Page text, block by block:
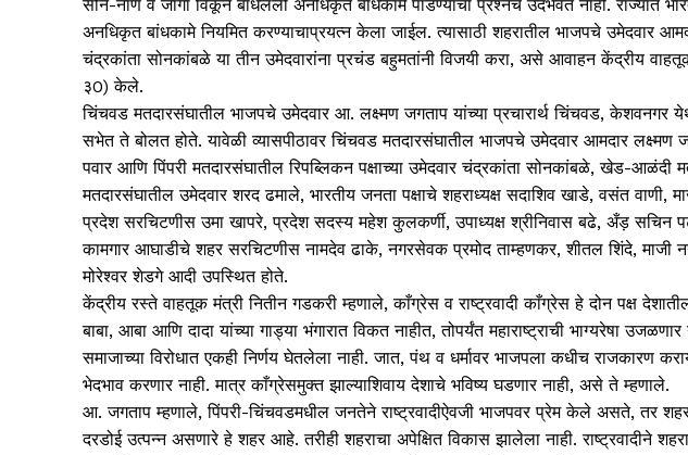
सोने-नाणे व जागा विकून बांधलेली अनधिकृत बांधकामे पाडण्याचा प्रश्नच उदभवत नाही. राज्यात
अनधिकृत बांधकामे नियमित करण्याचाप्रयत्न केला जाईल. त्यासाठी शहरातील भाजपचे उमेदवार
चंद्रकांता सोनकांबळे या तीन उमेदवारांना प्रचंड बहुमतांनी विजयी करा, असे आवाहन केंद्रीय
३0) केले.
चिंचवड मतदारसंघातील भाजपचे उमेदवार आ. लक्ष्मण जगताप यांच्या प्रचारार्थ चिंचवड, केशवनगर
सभेत ते बोलत होते. यावेळी व्यासपीठावर चिंचवड मतदारसंघातील भाजपचे उमेदवार आमदार लक्ष्मण
पवार आणि पिंपरी मतदारसंघातील रिपब्लिकन पक्षाच्या उमेदवार चंद्रकांता सोनकांबळे, खेड-आळंदी
मतदारसंघातील उमेदवार शरद ढमाले, भारतीय जनता पक्षाचे शहराध्यक्ष सदाशिव खाडे, वसंत वाणी,
प्रदेश सरचिटणीस उमा खापरे, प्रदेश सदस्य महेश कुलकर्णी, उपाध्यक्ष श्रीनिवास बढे, अँड़ सचिन
कामगार आघाडीचे शहर सरचिटणीस नामदेव ढाके, नगरसेवक प्रमोद ताम्हणकर, शीतल शिंदे,
मोरेश्‍वर शेडगे आदी उपस्थित होते.
केंद्रीय रस्ते वाहतूक मंत्री नितीन गडकरी म्हणाले, काँग्रेस व राष्ट्रवादी काँग्रेस हे दोन पक्ष
बाबा, आबा आणि दादा यांच्या गाड्या भंगारात विकत नाहीत, तोपर्यंत महाराष्ट्राची भाग्यरेषा
समाजाच्या विरोधात एकही निर्णय घेतलेला नाही. जात, पंथ व धर्मावर भाजपला कधीच राजकारण
भेदभाव करणार नाही. मात्र काँग्रेसमुक्त झाल्याशिवाय देशाचे भविष्य घडणार नाही, असे ते म्हणाले.
आ. जगताप म्हणाले, पिंपरी-चिंचवडमधील जनतेने राष्ट्रवादीऐवजी भाजपवर प्रेम केले असते, तर
दरडोई उत्पन्न असणारे हे शहर आहे. तरीही शहराचा अपेक्षित विकास झालेला नाही. राष्ट्रवादीने